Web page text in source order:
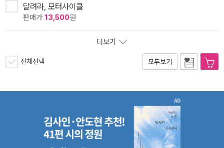
달려라, 모터사이클
판매가 13,500원
더보기
전체선택 모두보기